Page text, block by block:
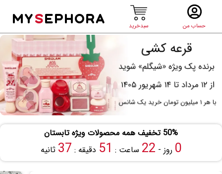
حساب من سبدخرید
MYSEPHORA
50% تخفیف همه محصولات ویژه تابستان
0 روز - 22 ساعت : 51 دقیقه : 37 ثانیه